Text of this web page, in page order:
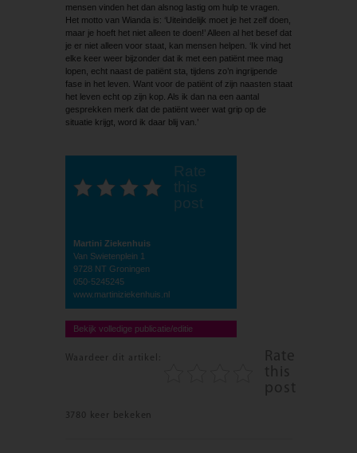
mensen vinden het dan alsnog lastig om hulp te vragen.
Het motto van Wianda is: ‘Uiteindelijk moet je het zelf doen,
maar je hoeft het niet alleen te doen!’ Alleen al het besef dat
je er niet alleen voor staat, kan mensen helpen. ‘Ik vind het
elke keer weer bijzonder dat ik met een patiënt mee mag
lopen, echt naast de patiënt sta, tijdens zo’n ingrijpende
fase in het leven. Want voor de patiënt of zijn naasten staat
het leven echt op zijn kop. Als ik dan na een aantal
gesprekken merk dat de patiënt weer wat grip op de
situatie krijgt, word ik daar blij van.’
Rate
this
post
Martini Ziekenhuis
Van Swietenplein 1
9728 NT Groningen
050-5245245
www.martiniziekenhuis.nl
Bekijk volledige publicatie/editie
Waardeer dit artikel:
Rate
this
post
3780 keer bekeken